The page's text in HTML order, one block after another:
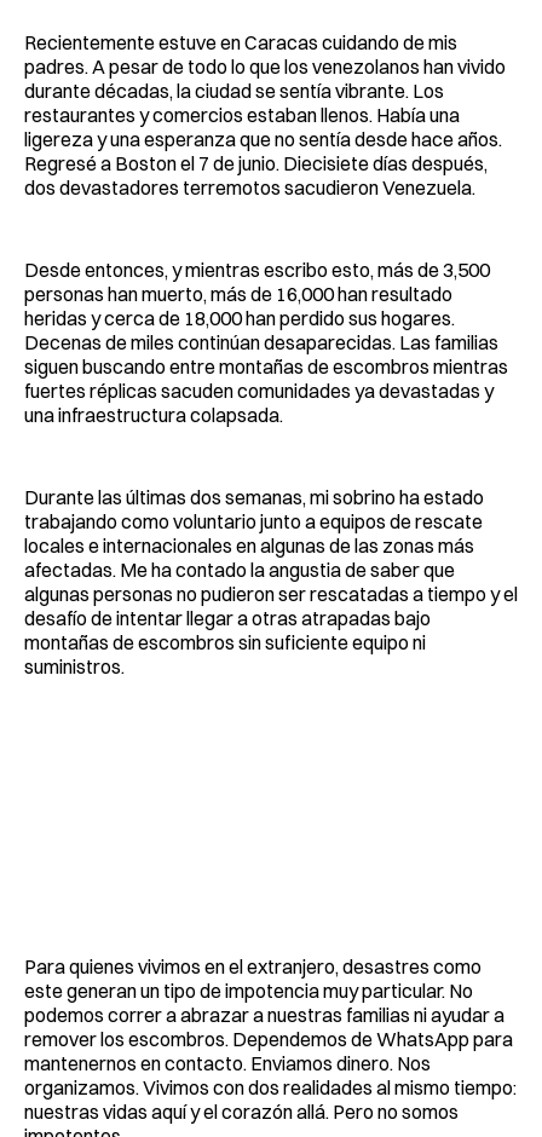
Recientemente estuve en Caracas cuidando de mis
padres. A pesar de todo lo que los venezolanos han vivido
durante décadas, la ciudad se sentía vibrante. Los
restaurantes y comercios estaban llenos. Había una
ligereza y una esperanza que no sentía desde hace años.
Regresé a Boston el 7 de junio. Diecisiete días después,
dos devastadores terremotos sacudieron Venezuela.
Desde entonces, y mientras escribo esto, más de 3,500
personas han muerto, más de 16,000 han resultado
heridas y cerca de 18,000 han perdido sus hogares.
Decenas de miles continúan desaparecidas. Las familias
siguen buscando entre montañas de escombros mientras
fuertes réplicas sacuden comunidades ya devastadas y
una infraestructura colapsada.
Durante las últimas dos semanas, mi sobrino ha estado
trabajando como voluntario junto a equipos de rescate
locales e internacionales en algunas de las zonas más
afectadas. Me ha contado la angustia de saber que
algunas personas no pudieron ser rescatadas a tiempo y el
desafío de intentar llegar a otras atrapadas bajo
montañas de escombros sin suficiente equipo ni
suministros.
Para quienes vivimos en el extranjero, desastres como
este generan un tipo de impotencia muy particular. No
podemos correr a abrazar a nuestras familias ni ayudar a
remover los escombros. Dependemos de WhatsApp para
mantenernos en contacto. Enviamos dinero. Nos
organizamos. Vivimos con dos realidades al mismo tiempo:
nuestras vidas aquí y el corazón allá. Pero no somos